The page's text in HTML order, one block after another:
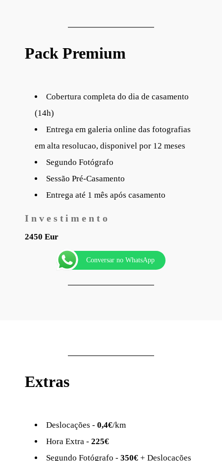
Pack Premium
Cobertura completa do dia de casamento
(14h)
Entrega em galeria online das fotografias
em alta resolucao, disponivel por 12 meses
Segundo Fotógrafo
Sessão Pré-Casamento
Entrega até 1 mês após casamento
Investimento
2450 Eur
Conversar no WhatsApp
Extras
Deslocações - 0,4€/km
Hora Extra - 225€
Segundo Fotógrafo - 350€ + Deslocações